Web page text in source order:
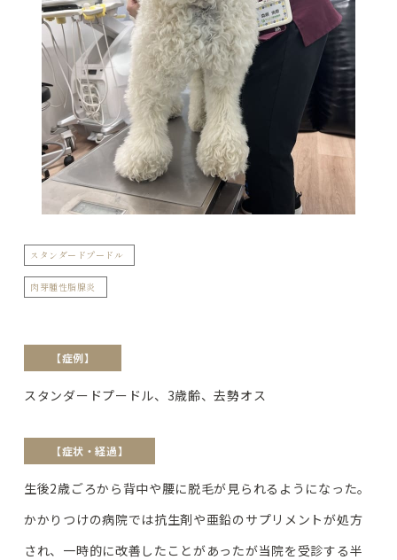
スタンダードプードル
肉芽腫性脂腺炎
【症例】
スタンダードプードル、3歳齢、去勢オス
【症状・経過】
生後2歳ごろから背中や腰に脱毛が見られるようになった。
かかりつけの病院では抗生剤や亜鉛のサプリメントが処方
され、一時的に改善したことがあったが当院を受診する半